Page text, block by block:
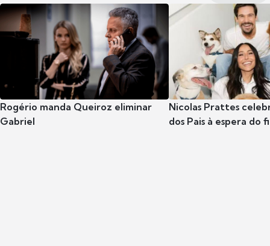
Rogério manda Queiroz eliminar
Gabriel
Nicolas Prattes
dos Pais à espera do